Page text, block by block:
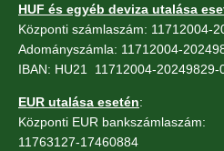
HUF és egyéb deviza utalása
Központi számlaszám: 11712004-
Adományszámla: 11712004-
IBAN: HU21 11712004-20249829-
EUR utalása esetén:
Központi EUR bankszámlaszám:
11763127-17460884